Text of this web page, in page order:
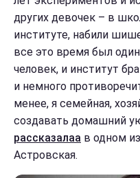
других девочек – в
институте, набили
все это время был
человек, и институт
и немного
менее, я семейная,
создавать домашний
рассказалаа в одном
Астровская.